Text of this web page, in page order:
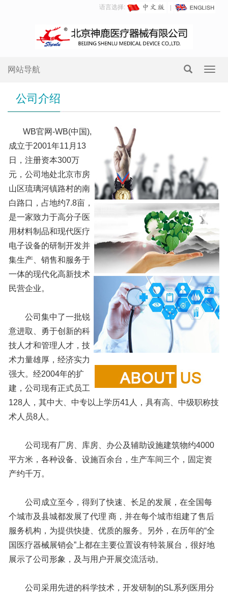
语言选择:
网站导航
公司介绍
WB官网-WB(中国),
成立于2001年11月13
日，注册资本300万
元，公司地处北京市房
山区琉璃河镇路村的南
白路口，占地约7.8亩，
是一家致力于高分子医
用材料制品和现代医疗
电子设备的研制开发并
集生产、销售和服务于
一体的现代化高新技术
民营企业。
公司集中了一批锐
意进取、勇于创新的科
技人才和管理人才，技
术力量雄厚，经济实力
强大。经2004年的扩
建，公司现有正式员工
128人，其中大、中专以上学历41人，具有高、中级职称技
术人员8人。
公司现有厂房、库房、办公及辅助设施建筑物约4000
平方米，各种设备、设施百余台，生产车间三个，固定资
产约千万。
公司成立至今，得到了快速、长足的发展，在全国每
个城市及县城都发展了代理 商，并在每个城市组建了售后
服务机构，为提供快捷、优质的服务。另外，在历年的“全
国医疗器械展销会”上都在主要位置设有特装展台，很好地
展示了公司形象，及与用户开展交流活动。
公司采用先进的科学技术，开发研制的SL系列医用分